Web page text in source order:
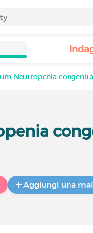
Neutropenia
Aggiungi una